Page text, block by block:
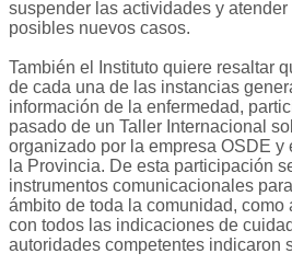
suspender las actividades y
posibles nuevos casos.
También el Instituto quiere resaltar
de cada una de las instancias
información de la enfermedad,
pasado de un Taller Internacional
organizado por la empresa OSDE
la Provincia. De esta participación
instrumentos comunicacionales
ámbito de toda la comunidad,
con todos las indicaciones de
autoridades competentes indicaron